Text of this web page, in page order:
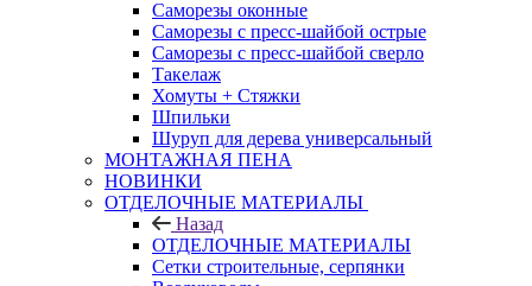
Саморезы оконные
Саморезы с пресс-шайбой острые
Саморезы с пресс-шайбой сверло
Такелаж
Хомуты + Стяжки
Шпильки
Шуруп для дерева универсальный
МОНТАЖНАЯ ПЕНА
НОВИНКИ
ОТДЕЛОЧНЫЕ МАТЕРИАЛЫ
Назад
ОТДЕЛОЧНЫЕ МАТЕРИАЛЫ
Сетки строительные, серпянки